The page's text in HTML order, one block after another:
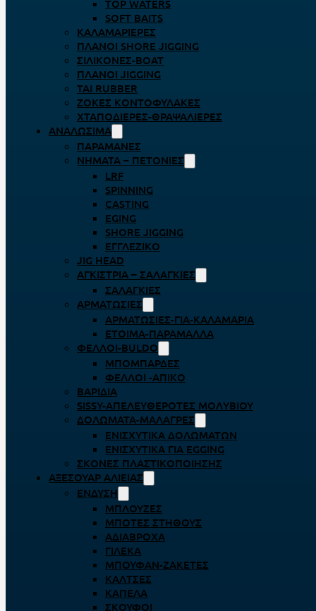
TOP WATERS
SOFT BAITS
ΚΑΛΑΜΑΡΙΈΡΕΣ
ΠΛΆΝΟΙ SHORE JIGGING
ΣΙΛΙΚΌΝΕΣ-BOAT
ΠΛΆΝΟΙ JIGGING
TAI RUBBER
ΖΌΚΕΣ ΚΟΝΤΟΦΎΛΑΚΕΣ
ΧΤΑΠΟΔΙΈΡΕΣ-ΘΡΑΨΑΛΙΈΡΕΣ
ΑΝΑΛΏΣΙΜΑ
ΠΑΡΑΜΆΝΕΣ
ΝΉΜΑΤΑ – ΠΕΤΟΝΙΈΣ
LRF
SPINNING
CASTING
EGING
SHORE JIGGING
ΕΓΓΛΈΖΙΚΟ
JIG HEAD
ΑΓΚΊΣΤΡΙΑ – ΣΑΛΑΓΚΙΈΣ
ΣΑΛΑΓΚΙΈΣ
ΑΡΜΑΤΩΣΙΈΣ
ΑΡΜΑΤΩΣΙΈΣ-ΓΙΑ-ΚΑΛΑΜΆΡΙΑ
ΈΤΟΙΜΑ-ΠΑΡΆΜΑΛΛΑ
ΦΕΛΛΟΊ-BULDO
ΜΠΟΜΠΆΡΔΕΣ
ΦΕΛΛΟΊ -ΑΠΊΚΟ
ΒΑΡΊΔΙΑ
SISSY-ΑΠΕΛΕΥΘΕΡΟΤΈΣ ΜΟΛΥΒΙΟΎ
ΔΟΛΏΜΑΤΑ-ΜΑΛΆΓΡΕΣ
ΕΝΙΣΧΥΤΙΚΆ ΔΟΛΩΜΆΤΩΝ
ΕΝΙΣΧΥΤΙΚΆ ΓΙΑ EGGING
ΣΚΌΝΕΣ ΠΛΑΣΤΙΚΟΠΟΊΗΣΗΣ
ΑΞΕΣΟΥΆΡ ΑΛΙΕΊΑΣ
ΈΝΔΥΣΗ
ΜΠΛΟΎΖΕΣ
ΜΠΌΤΕΣ ΣΤΉΘΟΥΣ
ΑΔΙΆΒΡΟΧΑ
ΓΙΛΈΚΑ
ΜΠΟΥΦΆΝ-ΖΑΚΈΤΕΣ
ΚΆΛΤΣΕΣ
ΚΑΠΈΛΑ
ΣΚΟΎΦΟΙ